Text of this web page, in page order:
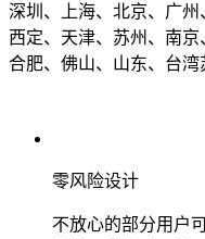
深圳、上海、北京、广州
西定、天津、苏州、南京
合肥、佛山、山东、台湾
零风险设计
不放心的部分用户